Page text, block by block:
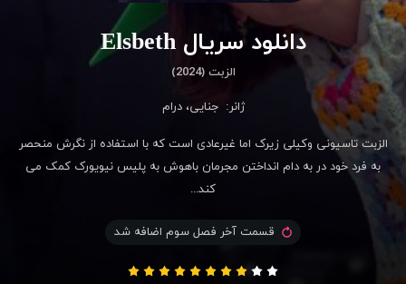
دانلود سریال Elsbeth
الزبت (2024)
ژانر: جنایی،درام
الزبت تاسیونی وکیلی زیرک اما غیرعادی است که با استفاده از نگرش منحصر
به فرد خود در به دام انداختن مجرمان باهوش به پلیس نیویورک کمک می
کند...
قسمت آخر فصل سوم اضافه شد